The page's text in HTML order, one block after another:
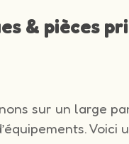
& pièces
sur un large
Voici